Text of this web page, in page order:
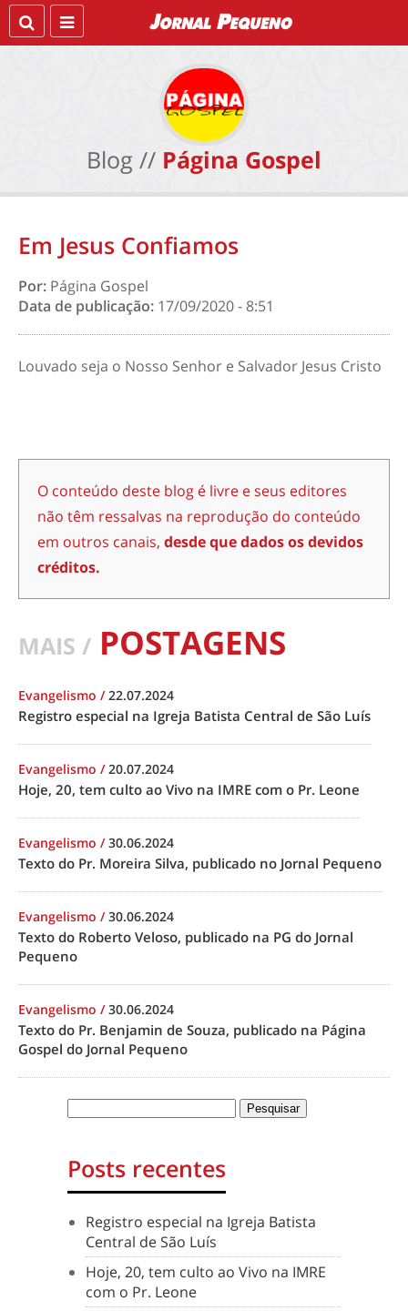
Blog // Página Gospel
Em Jesus Confiamos
Por: Página Gospel
Data de publicação: 17/09/2020 - 8:51
Louvado seja o Nosso Senhor e Salvador Jesus Cristo
O conteúdo deste blog é livre e seus editores
não têm ressalvas na reprodução do conteúdo
em outros canais, desde que dados os devidos
créditos.
MAIS / POSTAGENS
Evangelismo /22.07.2024
Registro especial na Igreja Batista Central de São Luís
Evangelismo /20.07.2024
Hoje, 20, tem culto ao Vivo na IMRE com o Pr. Leone
Evangelismo /30.06.2024
Texto do Pr. Moreira Silva, publicado no Jornal Pequeno
Evangelismo /30.06.2024
Texto do Roberto Veloso, publicado na PG do Jornal
Pequeno
Evangelismo /30.06.2024
Texto do Pr. Benjamin de Souza, publicado na Página
Gospel do Jornal Pequeno
Posts recentes
Registro especial na Igreja Batista
Central de São Luís
Hoje, 20, tem culto ao Vivo na IMRE
com o Pr. Leone